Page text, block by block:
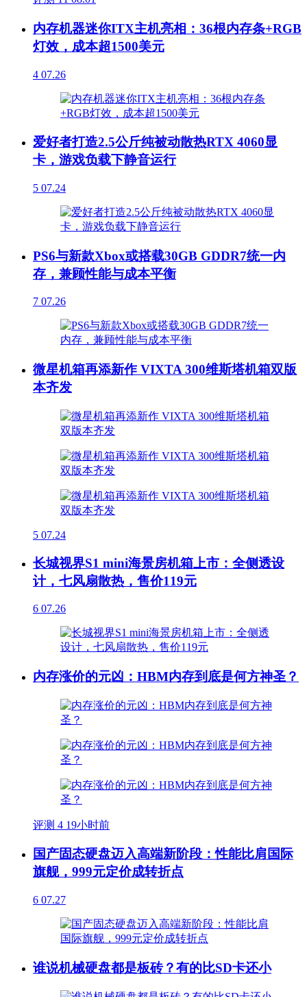
内存机器迷你ITX主机亮相：36根内存条+RGB
灯效，成本超1500美元
4 07.26
爱好者打造2.5公斤纯被动散热RTX 4060显
卡，游戏负载下静音运行
5 07.24
PS6与新款Xbox或搭载30GB GDDR7统一内
存，兼顾性能与成本平衡
7 07.26
微星机箱再添新作 VIXTA 300维斯塔机箱双版
本齐发
5 07.24
长城视界S1 mini海景房机箱上市：全侧透设
计，七风扇散热，售价119元
6 07.26
内存涨价的元凶：HBM内存到底是何方神圣？
评测 4 19小时前
国产固态硬盘迈入高端新阶段：性能比肩国际
旗舰，999元定价成转折点
6 07.27
谁说机械硬盘都是板砖？有的比SD卡还小